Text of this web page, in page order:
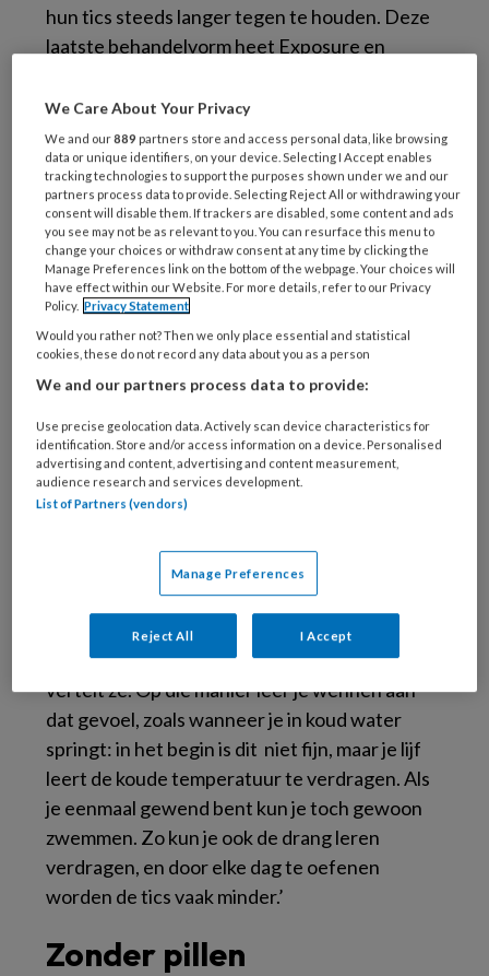
hun tics steeds langer tegen te houden. Deze
laatste behandelvorm heet Exposure en
Gedragstherapie
Bij ERP oefenen patiënten met het zo lang
mogelijk tegenhouden van tics. Veel patiënten
voelen de drang opkomen om een tic uit te
voeren en stellen dat eerst een paar seconden
uit, vervolgens een minuut en na een paar
sessies misschien zelfs een kwartier. ‘In de
vertelt Van de Griendt. ‘We maken het moeilijk
door bijvoorbeeld over de tic te praten, dan wil
die tic er al helemáál uit.’
Van de Griendt constateerde dat de drang om
de behandelsessie bij de meeste mensen
steeds sterker werd, en daarna stabiliseerde in
plaats van zakte. ‘De kunst is om bij die sterke
drang dan de tics steeds langer uit te stellen’,
vertelt ze. Op die manier leer je wennen aan
dat gevoel, zoals wanneer je in koud water
springt: in het begin is dit niet fijn, maar je lijf
leert de koude temperatuur te verdragen. Als
je eenmaal gewend bent kun je toch gewoon
zwemmen. Zo kun je ook de drang leren
verdragen, en door elke dag te oefenen
worden de tics vaak minder.’
Zonder pillen
We Care About Your Privacy
We and our889 partners store and access personal data, like browsing
data or unique identifiers, on your device. Selecting I Accept enables
tracking technologies to support the purposes shown under we and our
partners process data to provide. Selecting Reject All or withdrawing your
consent will disable them. If trackers are disabled, some content and ads
you see may not be as relevant to you. You can resurface this menu to
change your choices or withdraw consent at any time by clicking the
Manage Preferences link on the bottom of the webpage. Your choices will
have effect within our Website. For more details, refer to our Privacy
Policy. Privacy Statement
Would you rather not? Then we only place essential and statistical
cookies, these do not record any data about you as a person
We and our partners process data to provide:
Use precise geolocation data. Actively scan device characteristics for
identification. Store and/or access information on a device. Personalised
advertising and content, advertising and content measurement,
audience research and services development.
List of Partners (vendors)
Manage Preferences
Reject All I Accept